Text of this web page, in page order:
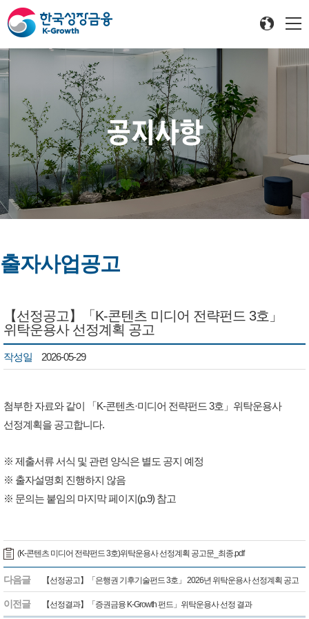
공지사항
출자사업공고
【선정공고】「K-콘텐츠 미디어 전략펀드 3호」
위탁운용사 선정계획 공고
작성일 2026-05-29
첨부한 자료와 같이 「K-콘텐츠·미디어 전략펀드 3호」위탁운용사
선정계획을 공고합니다.
※ 제출서류 서식 및 관련 양식은 별도 공지 예정
※ 출자설명회 진행하지 않음
※ 문의는 붙임의 마지막 페이지(p.9) 참고
(K-콘텐츠 미디어 전략펀드 3호)위탁운용사 선정계획 공고문_최종.pdf
다음글 【선정공고】「은행권 기후기술펀드 3호」 2026년 위탁운용사 선정계획 공고
이전글 【선정결과】「증권금융 K-Growth 펀드」위탁운용사 선정 결과